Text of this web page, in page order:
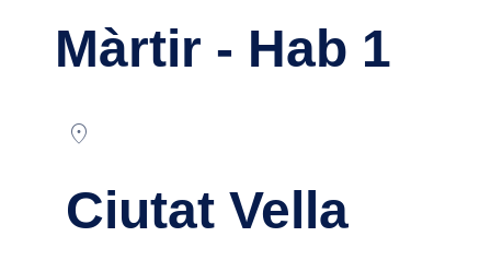
Màrtir - Hab 1
location_on
Ciutat Vella